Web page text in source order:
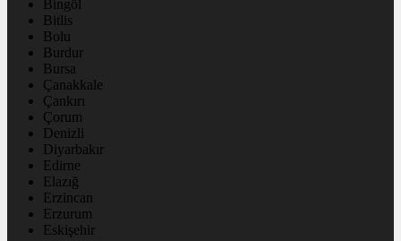
Bingöl
Bitlis
Bolu
Burdur
Bursa
Çanakkale
Çankırı
Çorum
Denizli
Diyarbakır
Edirne
Elazığ
Erzincan
Erzurum
Eskişehir